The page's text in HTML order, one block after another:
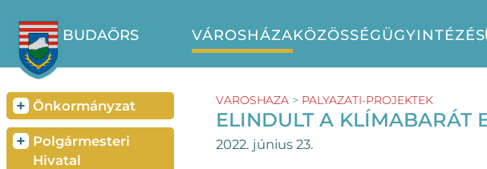
BUDAÖRS VÁROSHÁZAKÖZÖSSÉGÜGYINTÉZÉS
+ Önkormányzat
+ Polgármesteri
Hivatal
VAROSHAZA > PALYAZATI-PROJEKTEK
ELINDULT A KLÍMABARÁT
2022. június 23.